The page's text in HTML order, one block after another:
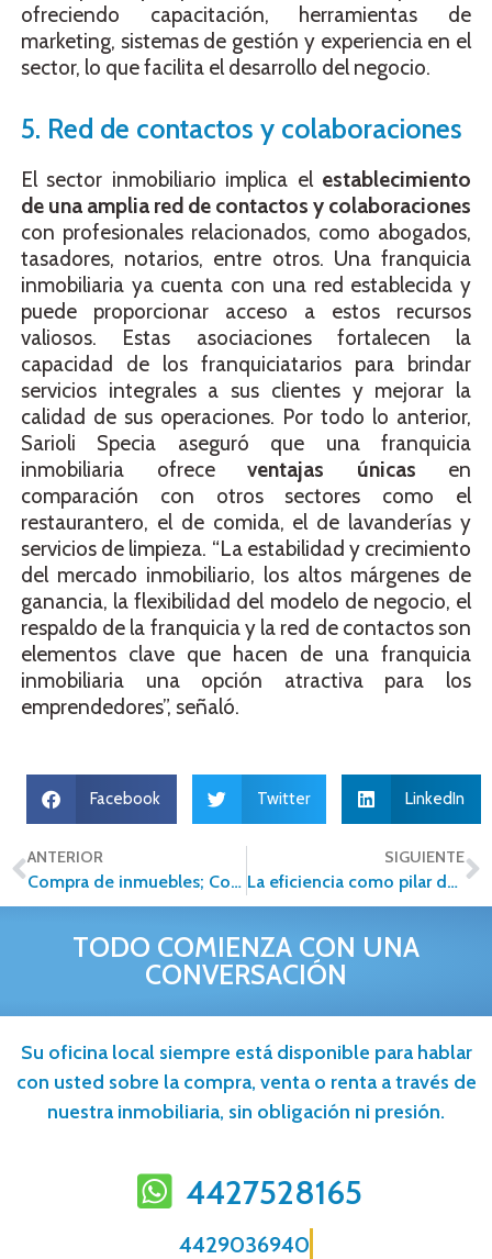
ofreciendo capacitación, herramientas de
marketing, sistemas de gestión y experiencia en el
sector, lo que facilita el desarrollo del negocio.
5. Red de contactos y colaboraciones
El sector inmobiliario implica el establecimiento
de una amplia red de contactos y colaboraciones
con profesionales relacionados, como abogados,
tasadores, notarios, entre otros. Una franquicia
inmobiliaria ya cuenta con una red establecida y
puede proporcionar acceso a estos recursos
valiosos. Estas asociaciones fortalecen la
capacidad de los franquiciatarios para brindar
servicios integrales a sus clientes y mejorar la
calidad de sus operaciones. Por todo lo anterior,
Sarioli Specia aseguró que una franquicia
inmobiliaria ofrece ventajas únicas en
comparación con otros sectores como el
restaurantero, el de comida, el de lavanderías y
servicios de limpieza. “La estabilidad y crecimiento
del mercado inmobiliario, los altos márgenes de
ganancia, la flexibilidad del modelo de negocio, el
respaldo de la franquicia y la red de contactos son
elementos clave que hacen de una franquicia
inmobiliaria una opción atractiva para los
emprendedores”, señaló.
Facebook Twitter LinkedIn
ANTERIOR
Compra de inmuebles; Conoce las formas de financiación
SIGUIENTE
La eficiencia como pilar de un emprendimiento inmobiliario exitoso
TODO COMIENZA CON UNA
CONVERSACIÓN
Su oficina local siempre está disponible para hablar
con usted sobre la compra, venta o renta a través de
nuestra inmobiliaria, sin obligación ni presión.
4427528165
4429036940